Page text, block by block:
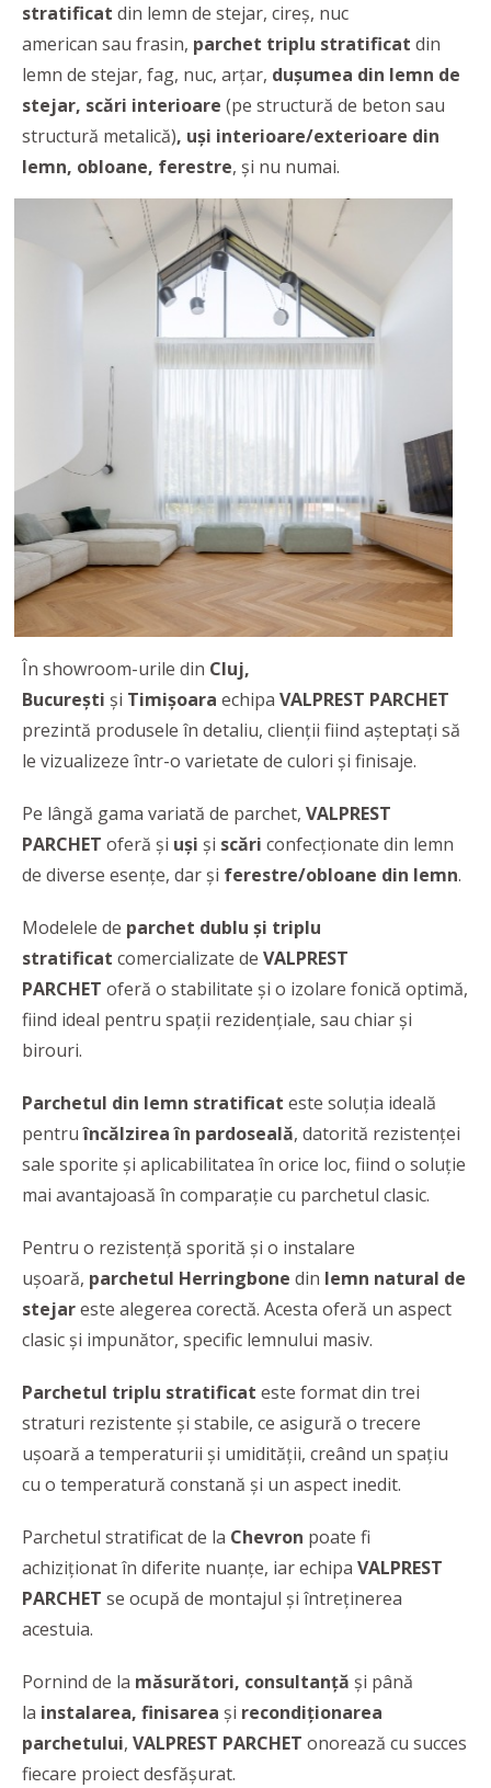
stratificat din lemn de stejar, cireș, nuc
american sau frasin, parchet triplu stratificat din
lemn de stejar, fag, nuc, arțar, dușumea din lemn de
stejar, scări interioare (pe structură de beton sau
structură metalică), uși interioare/exterioare din
lemn, obloane, ferestre, şi nu numai.
În showroom-urile din Cluj,
București și Timișoara echipa VALPREST PARCHET
prezintă produsele în detaliu, clienţii fiind aşteptaţi să
le vizualizeze într-o varietate de culori şi finisaje.
Pe lângă gama variată de parchet, VALPREST
PARCHET oferă şi uşi şi scări confecţionate din lemn
de diverse esenţe, dar şi ferestre/obloane din lemn.
Modelele de parchet dublu și triplu
stratificat comercializate de VALPREST
PARCHET oferă o stabilitate și o izolare fonică optimă,
fiind ideal pentru spaţii rezidenţiale, sau chiar şi
birouri.
Parchetul din lemn stratificat este soluţia ideală
pentruîncălzirea în pardoseală, datorită rezistenţei
sale sporite și aplicabilitatea în orice loc, fiind o soluţie
mai avantajoasă în comparaţie cu parchetul clasic.
Pentru o rezistență sporită și o instalare
ușoară, parchetul Herringbone din lemn natural de
stejareste alegerea corectă. Acesta oferă un aspect
clasic şi impunător, specific lemnului masiv.
Parchetul triplu stratificat este format din trei
straturi rezistente și stabile, ce asigură o trecere
ușoară a temperaturii și umidității, creând un spaţiu
cu o temperatură constană şi un aspect inedit.
Parchetul stratificat de la Chevron poate fi
achiziționat în diferite nuanțe, iar echipa VALPREST
PARCHET se ocupă de montajul și întreținerea
acestuia.
Pornind de la măsurători, consultanță și până
la instalarea, finisarea și recondiționarea
parchetului, VALPREST PARCHET onorează cu succes
fiecare proiect desfășurat.